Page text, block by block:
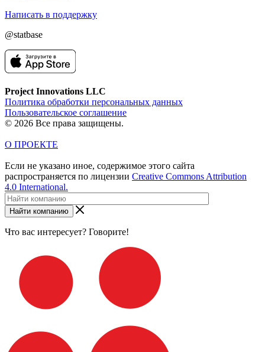
Написать в поддержку
@statbase
Project Innovations LLC
Политика обработки персональных данных
Пользовательское соглашение
© 2026 Все права защищены.
О ПРОЕКТЕ
Если не указано иное, содержимое этого сайта
распространяется по лицензии Creative Commons Attribution
4.0 International.
Найти компанию
Что вас интересует? Говорите!